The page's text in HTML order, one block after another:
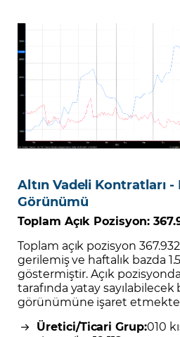
Altın Vadeli Kontratları
Görünümü
Toplam Açık Pozisyon:
Toplam açık pozisyon
gerilemiş ve haftalık bazda
göstermiştir. Açık
tarafında yatay sayılabilecek
görünümüne işaret
Üretici/Ticari Grup:010